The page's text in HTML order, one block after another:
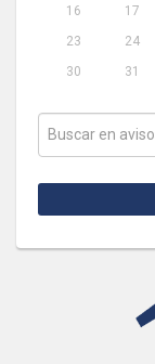
16
17
23
24
30
31